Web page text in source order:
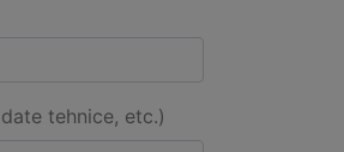
tehnice, etc.)